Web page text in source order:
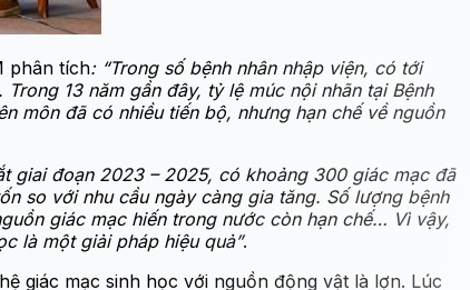
phân tích: “Trong số bệnh nhân nhập viện, có tới
13 năm gần đây, tỷ lệ múc nội nhãn tại Bệnh
môn đã có nhiều tiến bộ, nhưng hạn chế về nguồn
giai đoạn 2023 – 2025, có khoảng 300 giác mạc đã
so với nhu cầu ngày càng gia tăng. Số lượng bệnh
giác mạc hiến trong nước còn hạn chế… Vì vậy,
là một giải pháp hiệu quả”.
giác mạc sinh học với nguồn động vật là lợn. Lúc